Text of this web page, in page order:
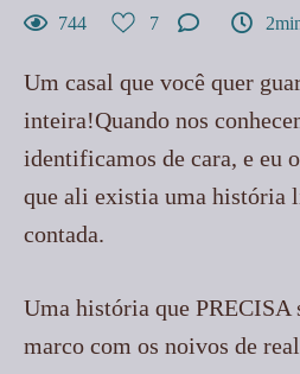
744 7
Um casal que você quer
inteira!Quando nos
identificamos de cara, e eu
que ali existia uma história
contada.
Uma história que PRECISA
marco com os noivos de